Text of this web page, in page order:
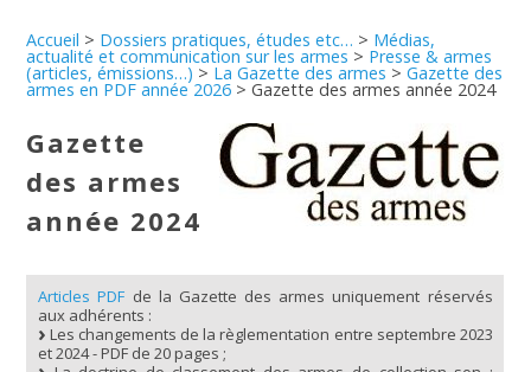
Accueil > Dossiers pratiques, études etc… > Médias,
actualité et communication sur les armes > Presse & armes
(articles, émissions…) > La Gazette des armes >Gazette des
armes en PDF année 2026 >Gazette des armes année 2024
Gazette
des armes
année 2024
Articles PDF de la Gazette des armes uniquement réservés
aux adhérents :
Les changements de la règlementation entre septembre 2023
et 2024 - PDF de 20 pages ;